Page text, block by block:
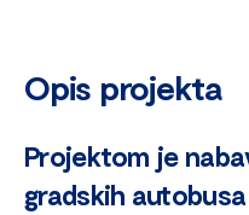
Opis projekta
Projektom je
gradskih